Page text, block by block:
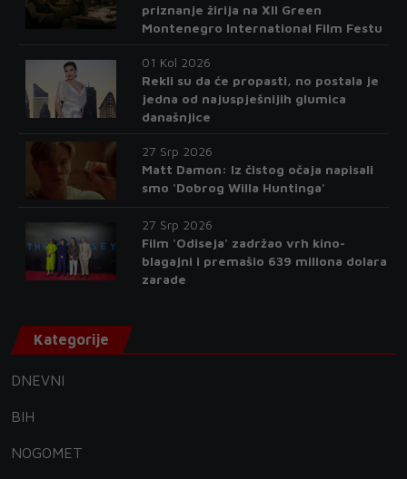
priznanje žirija na XII Green
Montenegro International Film Festu
01 Kol 2026
Rekli su da će propasti, no postala je
jedna od najuspješnijih glumica
današnjice
27 Srp 2026
Matt Damon: Iz čistog očaja napisali
smo 'Dobrog Willa Huntinga'
27 Srp 2026
Film 'Odiseja' zadržao vrh kino-
blagajni i premašio 639 miliona dolara
zarade
Kategorije
DNEVNI
BIH
NOGOMET